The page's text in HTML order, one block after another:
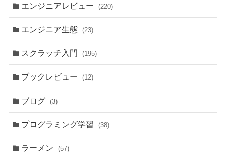
エンジニアレビュー (220)
エンジニア生態 (23)
スクラッチ入門 (195)
ブックレビュー (12)
ブログ (3)
プログラミング学習 (38)
ラーメン (57)